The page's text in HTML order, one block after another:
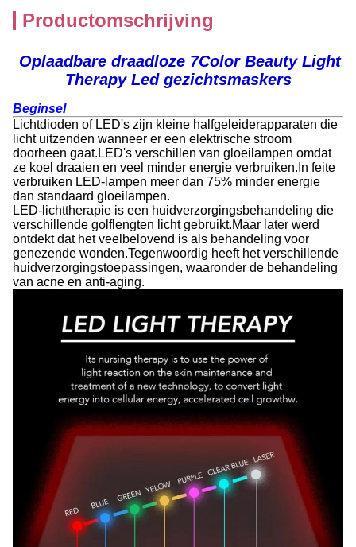
Productomschrijving
Oplaadbare draadloze 7Color Beauty Light
Therapy Led gezichtsmaskers
Beginsel
Lichtdioden of LED's zijn kleine halfgeleiderapparaten die
licht uitzenden wanneer er een elektrische stroom
doorheen gaat.LED's verschillen van gloeilampen omdat
ze koel draaien en veel minder energie verbruiken.In feite
verbruiken LED-lampen meer dan 75% minder energie
dan standaard gloeilampen.
LED-lichttherapie is een huidverzorgingsbehandeling die
verschillende golflengten licht gebruikt.Maar later werd
ontdekt dat het veelbelovend is als behandeling voor
genezende wonden.Tegenwoordig heeft het verschillende
huidverzorgingstoepassingen, waaronder de behandeling
van acne en anti-aging.